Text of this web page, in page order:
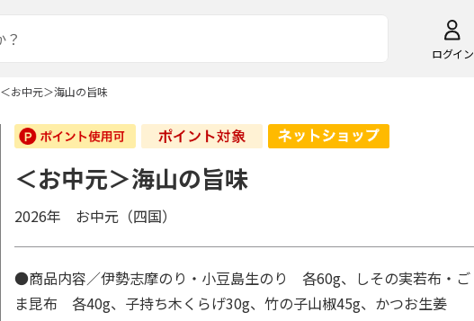
ログイン
＜お中元＞海山の旨味
＜お中元＞海山の旨味
2026年 お中元（四国）
●商品内容／伊勢志摩のり・小豆島生のり 各60g、しその実若布・ご
ま昆布 各40g、子持ち木くらげ30g、竹の子山椒45g、かつお生姜